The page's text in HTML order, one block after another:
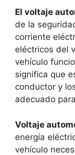
El voltaje
de la
corriente
eléctricos del
vehículo
significa que
conductor y
adecuado
Voltaje
energía
vehículo